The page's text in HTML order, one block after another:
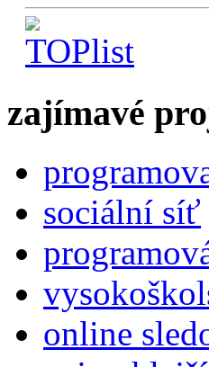
zajímavé
sociální síť
online